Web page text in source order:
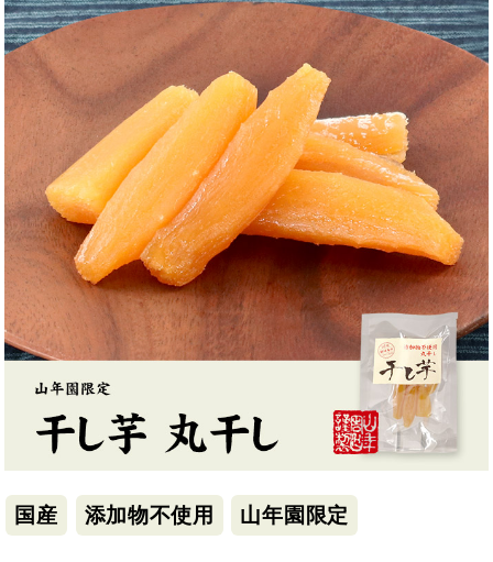
国産 添加物不使用 山年園限定